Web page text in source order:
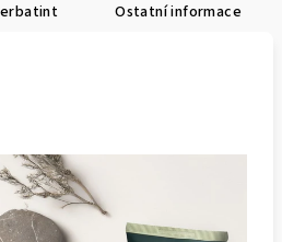
Ostatní informace